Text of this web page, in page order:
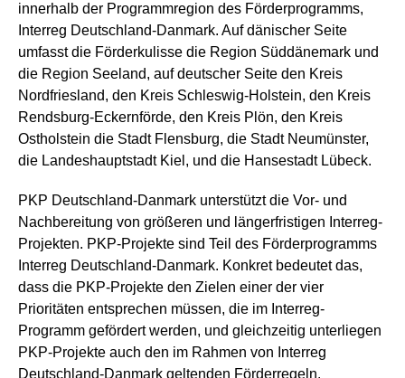
innerhalb der Programmregion des Förderprogramms,
Interreg Deutschland-Danmark. Auf dänischer Seite
umfasst die Förderkulisse die Region Süddänemark und
die Region Seeland, auf deutscher Seite den Kreis
Nordfriesland, den Kreis Schleswig-Holstein, den Kreis
Rendsburg-Eckernförde, den Kreis Plön, den Kreis
Ostholstein die Stadt Flensburg, die Stadt Neumünster,
die Landeshauptstadt Kiel, und die Hansestadt Lübeck.
PKP Deutschland-Danmark unterstützt die Vor- und
Nachbereitung von größeren und längerfristigen Interreg-
Projekten. PKP-Projekte sind Teil des Förderprogramms
Interreg Deutschland-Danmark. Konkret bedeutet das,
dass die PKP-Projekte den Zielen einer der vier
Prioritäten entsprechen müssen, die im Interreg-
Programm gefördert werden, und gleichzeitig unterliegen
PKP-Projekte auch den im Rahmen von Interreg
Deutschland-Danmark geltenden Förderregeln.